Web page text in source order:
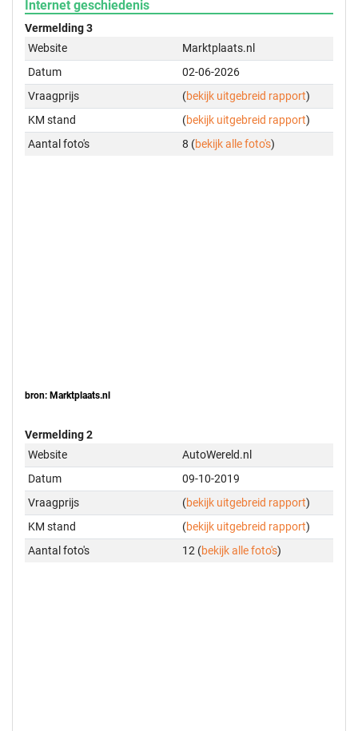
Internet geschiedenis
Vermelding 3
Website
Marktplaats.nl
Datum
02-06-2026
Vraagprijs
(bekijk uitgebreid rapport)
KM stand
(bekijk uitgebreid rapport)
Aantal foto's
8 (bekijk alle foto's)
bron: Marktplaats.nl
Vermelding 2
Website
AutoWereld.nl
Datum
09-10-2019
Vraagprijs
(bekijk uitgebreid rapport)
KM stand
(bekijk uitgebreid rapport)
Aantal foto's
12 (bekijk alle foto's)